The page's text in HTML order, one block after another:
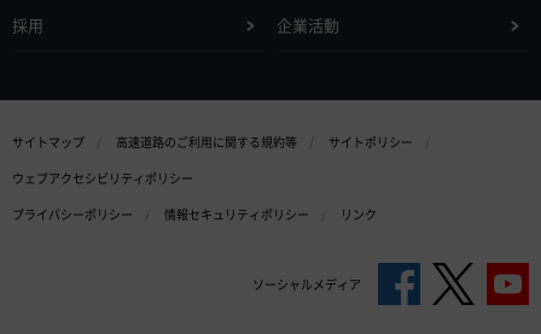
採用 企業活動
サイトマップ 高速道路のご利用に関する規約等
サイトポリシー
ウェブアクセシビリティポリシー
プライバシーポリシー
情報セキュリティポリシー リンク
ソーシャルメディア